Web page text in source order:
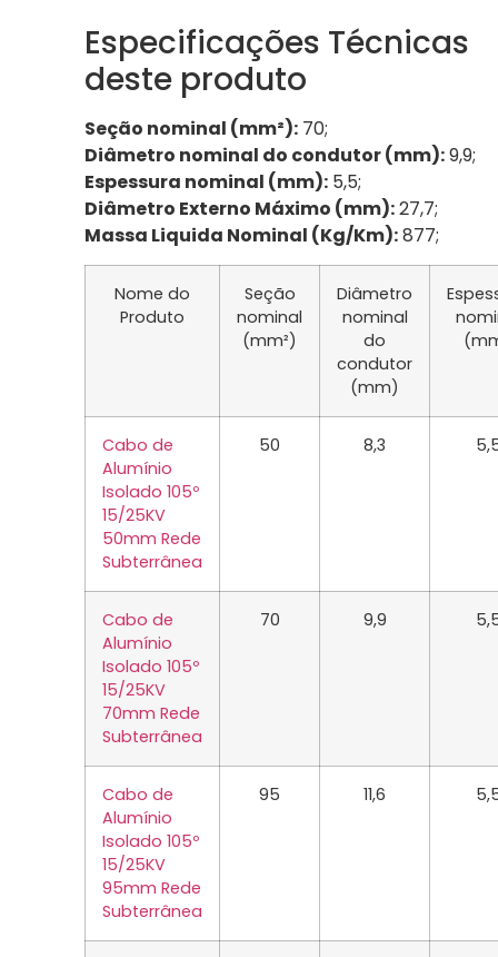
Especificações Técnicas
deste produto
Seção nominal (mm²): 70;
Diâmetro nominal do condutor (mm):9,9;
Espessura nominal (mm): 5,5;
Diâmetro Externo Máximo (mm):27,7;
Massa Liquida Nominal (Kg/Km):877;
Nome do
Produto
Seção
nominal
(mm²)
Diâmetro
nominal
do
condutor
(mm)
Cabo de
Alumínio
Isolado 105º
15/25KV
50mm Rede
Subterrânea
50 8,3
Cabo de
Alumínio
Isolado 105º
15/25KV
70mm Rede
Subterrânea
70 9,9
Cabo de
Alumínio
Isolado 105º
15/25KV
95mm Rede
Subterrânea
95 11,6